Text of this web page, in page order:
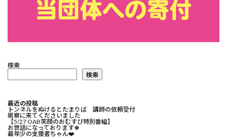
検索
検索
最近の投稿
トンネルをぬけるとたまりば 講師の依頼受付
視察に来てくださいました
【5/27 OAB笑顔のおむすび特別番組】
お世話になっております🍀⁡
最年少の支援者ちゃん❤️⁡